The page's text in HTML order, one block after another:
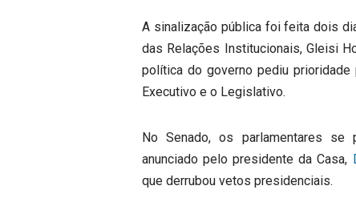
A sinalização pública foi feita dois
das Relações Institucionais, Gleisi
política do governo pediu
Executivo e o Legislativo.
No Senado, os parlamentares se
anunciado pelo presidente da Casa,
que derrubou vetos presidenciais.